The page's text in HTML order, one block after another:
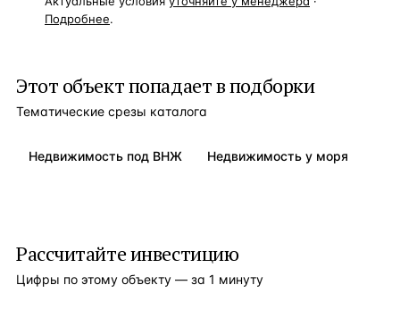
Подробнее.
Этот объект попадает в подборки
Тематические срезы каталога
Недвижимость под ВНЖ Недвижимость у моря
Рассчитайте инвестицию
Цифры по этому объекту — за 1 минуту